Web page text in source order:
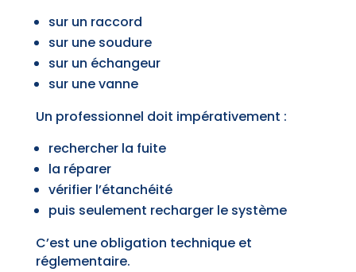
sur un raccord
sur une soudure
sur un échangeur
sur une vanne
Un professionnel doit impérativement :
rechercher la fuite
la réparer
vérifier l’étanchéité
puis seulement recharger le système
C’est une obligation technique et
réglementaire.